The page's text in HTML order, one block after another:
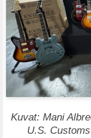
Kuvat: Mani
U.S.